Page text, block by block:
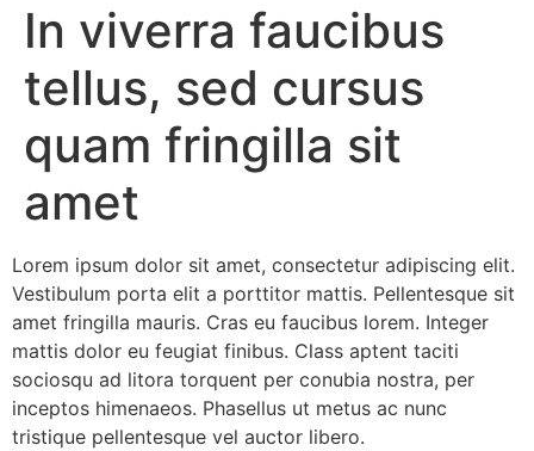
In viverra faucibus
tellus, sed cursus
quam fringilla sit
amet
Lorem ipsum dolor sit amet, consectetur adipiscing elit.
Vestibulum porta elit a porttitor mattis. Pellentesque sit
amet fringilla mauris. Cras eu faucibus lorem. Integer
mattis dolor eu feugiat finibus. Class aptent taciti
sociosqu ad litora torquent per conubia nostra, per
inceptos himenaeos. Phasellus ut metus ac nunc
tristique pellentesque vel auctor libero.